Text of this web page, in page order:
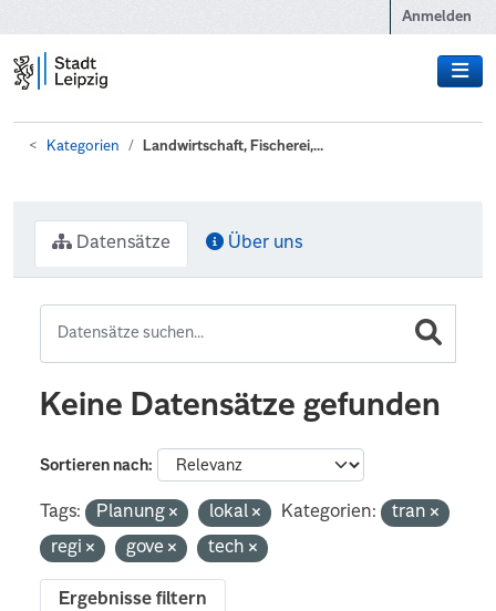
Anmelden
Kategorien Landwirtschaft, Fischerei,...
Datensätze Über uns
Keine Datensätze gefunden
Sortieren nach
Tags: Planung lokal Kategorien:
tran
regi
gove tech
Ergebnisse filtern